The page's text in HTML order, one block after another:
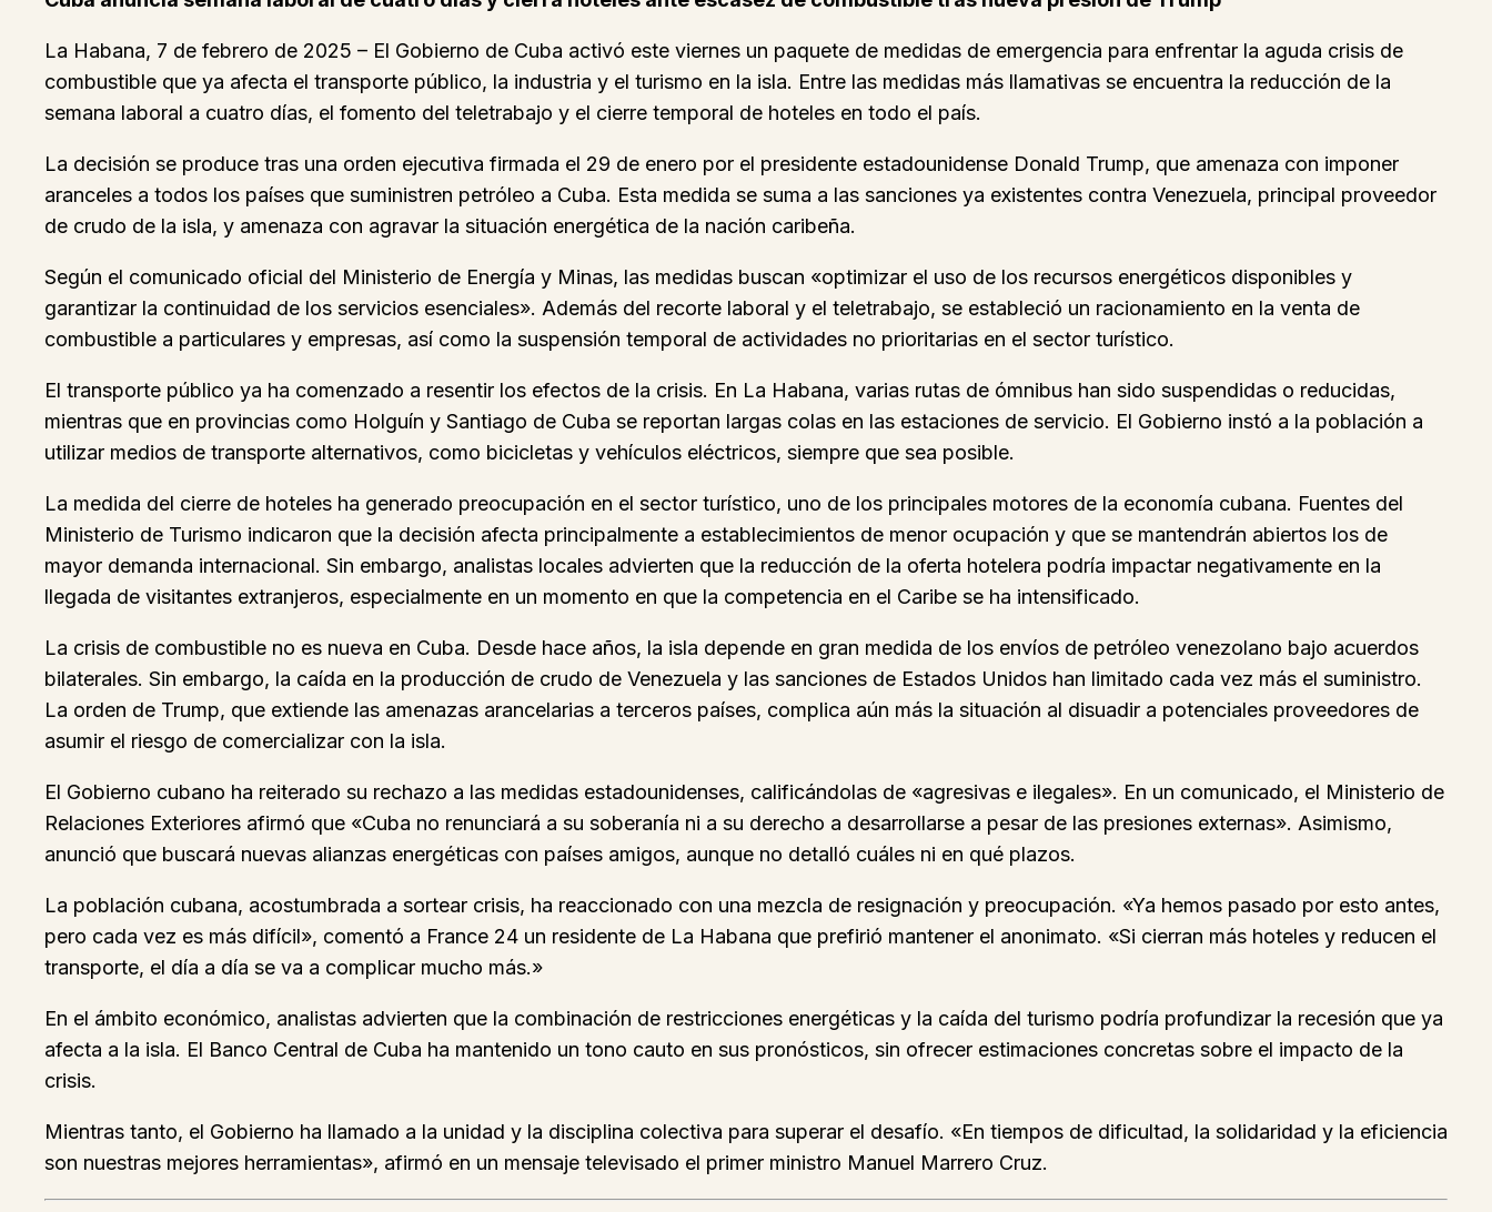
La Habana, 7 de febrero de 2025 – El Gobierno de Cuba activó este viernes un paquete de medidas de emergencia para enfrentar la aguda crisis de
combustible que ya afecta el transporte público, la industria y el turismo en la isla. Entre las medidas más llamativas se encuentra la reducción de la
semana laboral a cuatro días, el fomento del teletrabajo y el cierre temporal de hoteles en todo el país.
La decisión se produce tras una orden ejecutiva firmada el 29 de enero por el presidente estadounidense Donald Trump, que amenaza con imponer
aranceles a todos los países que suministren petróleo a Cuba. Esta medida se suma a las sanciones ya existentes contra Venezuela, principal proveedor
de crudo de la isla, y amenaza con agravar la situación energética de la nación caribeña.
Según el comunicado oficial del Ministerio de Energía y Minas, las medidas buscan «optimizar el uso de los recursos energéticos disponibles y
garantizar la continuidad de los servicios esenciales». Además del recorte laboral y el teletrabajo, se estableció un racionamiento en la venta de
combustible a particulares y empresas, así como la suspensión temporal de actividades no prioritarias en el sector turístico.
El transporte público ya ha comenzado a resentir los efectos de la crisis. En La Habana, varias rutas de ómnibus han sido suspendidas o reducidas,
mientras que en provincias como Holguín y Santiago de Cuba se reportan largas colas en las estaciones de servicio. El Gobierno instó a la población a
utilizar medios de transporte alternativos, como bicicletas y vehículos eléctricos, siempre que sea posible.
La medida del cierre de hoteles ha generado preocupación en el sector turístico, uno de los principales motores de la economía cubana. Fuentes del
Ministerio de Turismo indicaron que la decisión afecta principalmente a establecimientos de menor ocupación y que se mantendrán abiertos los de
mayor demanda internacional. Sin embargo, analistas locales advierten que la reducción de la oferta hotelera podría impactar negativamente en la
llegada de visitantes extranjeros, especialmente en un momento en que la competencia en el Caribe se ha intensificado.
La crisis de combustible no es nueva en Cuba. Desde hace años, la isla depende en gran medida de los envíos de petróleo venezolano bajo acuerdos
bilaterales. Sin embargo, la caída en la producción de crudo de Venezuela y las sanciones de Estados Unidos han limitado cada vez más el suministro.
La orden de Trump, que extiende las amenazas arancelarias a terceros países, complica aún más la situación al disuadir a potenciales proveedores de
asumir el riesgo de comercializar con la isla.
El Gobierno cubano ha reiterado su rechazo a las medidas estadounidenses, calificándolas de «agresivas e ilegales». En un comunicado, el Ministerio de
Relaciones Exteriores afirmó que «Cuba no renunciará a su soberanía ni a su derecho a desarrollarse a pesar de las presiones externas». Asimismo,
anunció que buscará nuevas alianzas energéticas con países amigos, aunque no detalló cuáles ni en qué plazos.
La población cubana, acostumbrada a sortear crisis, ha reaccionado con una mezcla de resignación y preocupación. «Ya hemos pasado por esto antes,
pero cada vez es más difícil», comentó a France 24 un residente de La Habana que prefirió mantener el anonimato. «Si cierran más hoteles y reducen el
transporte, el día a día se va a complicar mucho más.»
En el ámbito económico, analistas advierten que la combinación de restricciones energéticas y la caída del turismo podría profundizar la recesión que ya
afecta a la isla. El Banco Central de Cuba ha mantenido un tono cauto en sus pronósticos, sin ofrecer estimaciones concretas sobre el impacto de la
crisis.
Mientras tanto, el Gobierno ha llamado a la unidad y la disciplina colectiva para superar el desafío. «En tiempos de dificultad, la solidaridad y la eficiencia
son nuestras mejores herramientas», afirmó en un mensaje televisado el primer ministro Manuel Marrero Cruz.